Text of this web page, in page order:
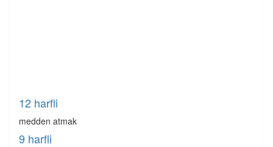
12 harfli
medden atmak
9 harfli